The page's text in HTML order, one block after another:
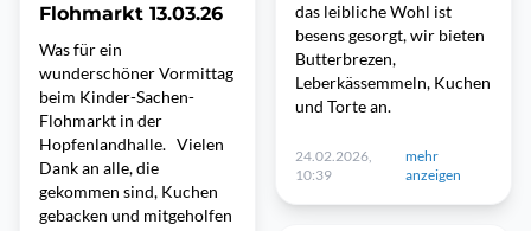
Flohmarkt 13.03.26
Was für ein
wunderschöner Vormittag
beim Kinder-Sachen-
Flohmarkt in der
Hopfenlandhalle. Vielen
Dank an alle, die
gekommen sind, Kuchen
gebacken und mitgeholfen
das leibliche Wohl ist
besens gesorgt, wir bieten
Butterbrezen,
Leberkässemmeln, Kuchen
und Torte an.
24.02.2026,
10:39
mehr
anzeigen